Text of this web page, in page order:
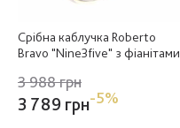
Срібна каблучка Roberto
Bravo "Nine3five" з фіанітами
3 988 грн
3 789 грн-5%